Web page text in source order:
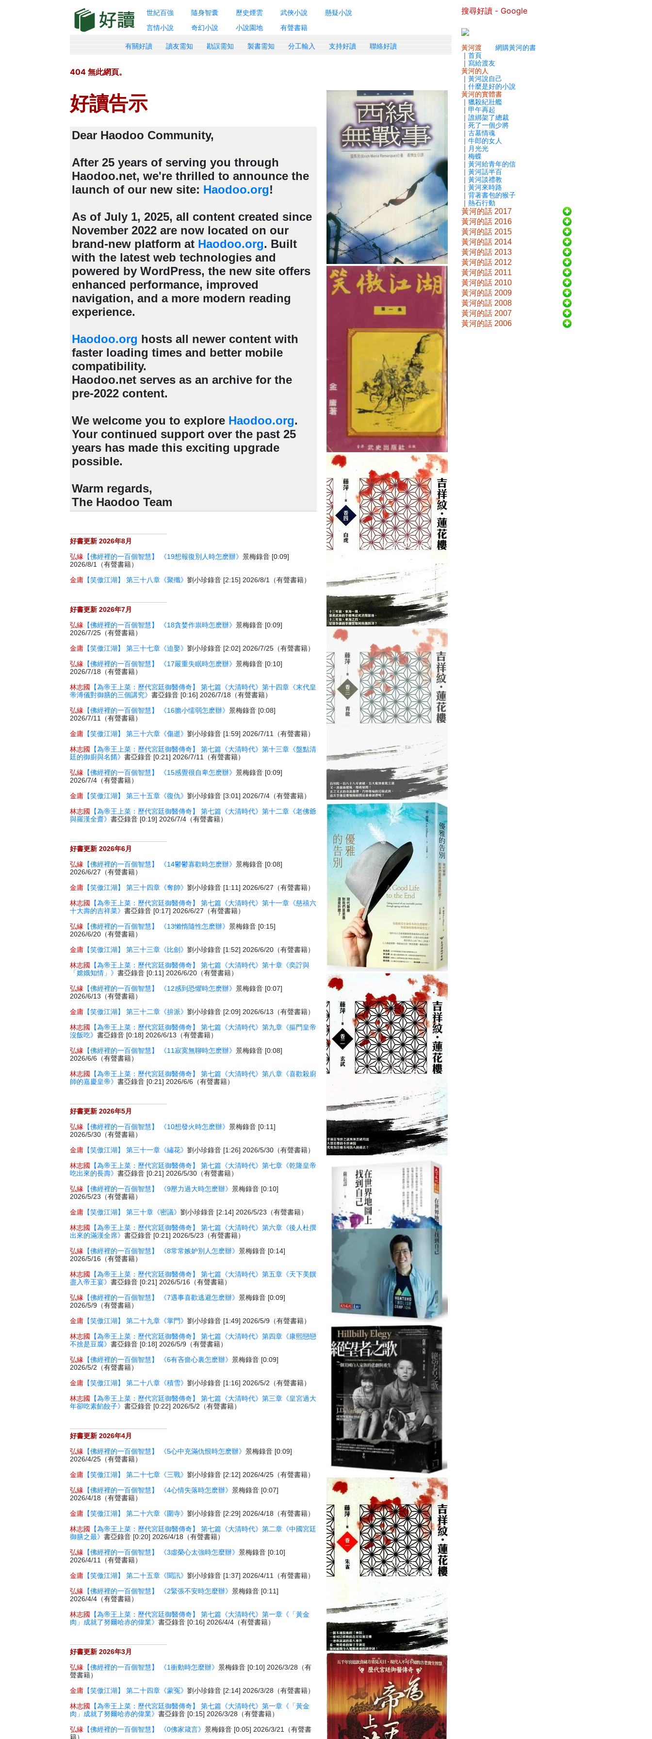
世紀百強 隨身智囊 歷史煙雲 武俠小說
懸疑小說
言情小說
奇幻小說 小說園地 有聲書籍
有關好讀 讀友需知 勘誤需知 製書需知 分工輸入 支持好讀 聯絡好讀
404 無此網頁。
好讀告示
Dear Haodoo Community,
After 25 years of serving you through
Haodoo.net, we're thrilled to announce the
launch of our new site: Haodoo.org!
As of July 1, 2025, all content created since
November 2022 are now located on our
brand-new platform at Haodoo.org. Built
with the latest web technologies and
powered by WordPress, the new site offers
enhanced performance, improved
navigation, and a more modern reading
experience.
Haodoo.org hosts all newer content with
faster loading times and better mobile
compatibility.
Haodoo.net serves as an archive for the
pre-2022 content.
We welcome you to explore Haodoo.org.
Your continued support over the past 25
years has made this exciting upgrade
possible.
Warm regards,
The Haodoo Team
好書更新 2026年8月
弘緣 【佛經裡的一百個智慧】 《19想報復別人時怎麽辦》景梅錄音 [0:09]
2026/8/1（有聲書籍）
金庸 【笑傲江湖】 第三十八章《聚殲》劉小珍錄音 [2:15] 2026/8/1（有聲書籍）
好書更新 2026年7月
弘緣 【佛經裡的一百個智慧】 《18貪婪作祟時怎麽辦》景梅錄音 [0:09]
2026/7/25（有聲書籍）
金庸 【笑傲江湖】 第三十七章《迫娶》劉小珍錄音 [2:02] 2026/7/25（有聲書籍）
弘緣 【佛經裡的一百個智慧】 《17嚴重失眠時怎麽辦》景梅錄音 [0:10]
2026/7/18（有聲書籍）
林志國
【為帝王上菜：歷代宮廷御醫傳奇】 第七篇《大清時代》第十四章《末代皇
帝溥儀對御膳的三個講究》書亞錄音 [0:16] 2026/7/18（有聲書籍）
弘緣 【佛經裡的一百個智慧】 《16膽小懦弱怎麽辦》景梅錄音 [0:08]
2026/7/11（有聲書籍）
金庸 【笑傲江湖】 第三十六章《傷逝》劉小珍錄音 [1:59] 2026/7/11（有聲書籍）
林志國
【為帝王上菜：歷代宮廷御醫傳奇】 第七篇《大清時代》第十三章《盤點清
廷的御廚與名餚》書亞錄音 [0:21] 2026/7/11（有聲書籍）
弘緣 【佛經裡的一百個智慧】 《15感覺很自卑怎麽辦》景梅錄音 [0:09]
2026/7/4（有聲書籍）
金庸 【笑傲江湖】 第三十五章《復仇》劉小珍錄音 [3:01] 2026/7/4（有聲書籍）
林志國
【為帝王上菜：歷代宮廷御醫傳奇】 第七篇《大清時代》第十二章《老佛爺
與羅漢全齋》書亞錄音 [0:19] 2026/7/4（有聲書籍）
好書更新 2026年6月
弘緣 【佛經裡的一百個智慧】 《14鬱鬱寡歡時怎麽辦》景梅錄音 [0:08]
2026/6/27（有聲書籍）
金庸 【笑傲江湖】 第三十四章《奪帥》劉小珍錄音 [1:11] 2026/6/27（有聲書籍）
林志國
【為帝王上菜：歷代宮廷御醫傳奇】 第七篇《大清時代》第十一章《慈禧六
十大壽的吉祥菜》書亞錄音 [0:17] 2026/6/27（有聲書籍）
弘緣 【佛經裡的一百個智慧】 《13懶惰隨性怎麽辦》景梅錄音 [0:15]
2026/6/20（有聲書籍）
金庸 【笑傲江湖】 第三十三章《比劍》劉小珍錄音 [1:52] 2026/6/20（有聲書籍）
林志國
【為帝王上菜：歷代宮廷御醫傳奇】 第七篇《大清時代》第十章《奕詝與
「嫦娥知情」》書亞錄音 [0:11] 2026/6/20（有聲書籍）
弘緣 【佛經裡的一百個智慧】 《12感到恐懼時怎麽辦》景梅錄音 [0:07]
2026/6/13（有聲書籍）
金庸 【笑傲江湖】 第三十二章《拚派》劉小珍錄音 [2:09] 2026/6/13（有聲書籍）
林志國
【為帝王上菜：歷代宮廷御醫傳奇】 第七篇《大清時代》第九章《摳門皇帝
沒飯吃》書亞錄音 [0:18] 2026/6/13（有聲書籍）
弘緣 【佛經裡的一百個智慧】 《11寂寞無聊時怎麽辦》景梅錄音 [0:08]
2026/6/6（有聲書籍）
林志國
【為帝王上菜：歷代宮廷御醫傳奇】 第七篇《大清時代》第八章《喜歡殺廚
師的嘉慶皇帝》書亞錄音 [0:21] 2026/6/6（有聲書籍）
好書更新 2026年5月
弘緣 【佛經裡的一百個智慧】 《10想發火時怎麽辦》景梅錄音 [0:11]
2026/5/30（有聲書籍）
金庸 【笑傲江湖】 第三十一章《繡花》劉小珍錄音 [1:26] 2026/5/30（有聲書籍）
林志國
【為帝王上菜：歷代宮廷御醫傳奇】 第七篇《大清時代》第七章《乾隆皇帝
吃出來的長壽》書亞錄音 [0:21] 2026/5/30（有聲書籍）
弘緣 【佛經裡的一百個智慧】 《9壓力過大時怎麽辦》景梅錄音 [0:10]
2026/5/23（有聲書籍）
金庸 【笑傲江湖】 第三十章《密議》劉小珍錄音 [2:14] 2026/5/23（有聲書籍）
林志國
【為帝王上菜：歷代宮廷御醫傳奇】 第七篇《大清時代》第六章《後人杜撰
出來的滿漢全席》書亞錄音 [0:21] 2026/5/23（有聲書籍）
弘緣 【佛經裡的一百個智慧】 《8常常嫉妒別人怎麽辦》景梅錄音 [0:14]
2026/5/16（有聲書籍）
林志國
【為帝王上菜：歷代宮廷御醫傳奇】 第七篇《大清時代》第五章《天下美饌
盡入帝王宴》書亞錄音 [0:21] 2026/5/16（有聲書籍）
弘緣 【佛經裡的一百個智慧】 《7遇事喜歡逃避怎麽辦》景梅錄音 [0:09]
2026/5/9（有聲書籍）
金庸 【笑傲江湖】 第二十九章《掌門》劉小珍錄音 [1:49] 2026/5/9（有聲書籍）
林志國
【為帝王上菜：歷代宮廷御醫傳奇】 第七篇《大清時代》第四章《康熙戀戀
不捨是豆腐》書亞錄音 [0:18] 2026/5/9（有聲書籍）
弘緣 【佛經裡的一百個智慧】 《6有吝嗇心裏怎麽辦》景梅錄音 [0:09]
2026/5/2（有聲書籍）
金庸 【笑傲江湖】 第二十八章《積雪》劉小珍錄音 [1:16] 2026/5/2（有聲書籍）
林志國
【為帝王上菜：歷代宮廷御醫傳奇】 第七篇《大清時代》第三章《皇宮過大
年卻吃素餡餃子》書亞錄音 [0:22] 2026/5/2（有聲書籍）
好書更新 2026年4月
弘緣 【佛經裡的一百個智慧】 《5心中充滿仇恨時怎麽辦》景梅錄音 [0:09]
2026/4/25（有聲書籍）
金庸 【笑傲江湖】 第二十七章《三戰》劉小珍錄音 [2:12] 2026/4/25（有聲書籍）
弘緣 【佛經裡的一百個智慧】 《4心情失落時怎麽辦》景梅錄音 [0:07]
2026/4/18（有聲書籍）
金庸 【笑傲江湖】 第二十六章《圍寺》劉小珍錄音 [2:29] 2026/4/18（有聲書籍）
林志國
【為帝王上菜：歷代宮廷御醫傳奇】 第七篇《大清時代》第二章《中國宮廷
御膳之最》書亞錄音 [0:20] 2026/4/18（有聲書籍）
弘緣 【佛經裡的一百個智慧】 《3虛榮心太強時怎麼辦》景梅錄音 [0:10]
2026/4/11（有聲書籍）
金庸 【笑傲江湖】 第二十五章《聞訊》劉小珍錄音 [1:37] 2026/4/11（有聲書籍）
弘緣 【佛經裡的一百個智慧】 《2緊張不安時怎麼辦》景梅錄音 [0:11]
2026/4/4（有聲書籍）
林志國
【為帝王上菜：歷代宮廷御醫傳奇】 第七篇《大清時代》第一章《「黃金
肉」成就了努爾哈赤的偉業》書亞錄音 [0:16] 2026/4/4（有聲書籍）
好書更新 2026年3月
弘緣 【佛經裡的一百個智慧】 《1衝動時怎麼辦》景梅錄音 [0:10] 2026/3/28（有
聲書籍）
金庸 【笑傲江湖】 第二十四章《蒙冤》劉小珍錄音 [2:14] 2026/3/28（有聲書籍）
林志國
【為帝王上菜：歷代宮廷御醫傳奇】 第七篇《大清時代》第一章《「黃金
肉」成就了努爾哈赤的偉業》書亞錄音 [0:15] 2026/3/28（有聲書籍）
弘緣 【佛經裡的一百個智慧】 《0佛家箴言》景梅錄音 [0:05] 2026/3/21（有聲書
籍）
搜尋好讀 - Google
黃河渡
網購黃河的書
｜ 首頁
｜ 寫給渡友
黃河的人
｜ 黃河說自己
｜ 什麼是好的小說
黃河的實體書
｜ 獵殺紀壯艦
｜ 甲午再起
｜ 誰綁架了總裁
｜ 死了一個少將
｜ 古墓情魂
｜ 牛郎的女人
｜ 月光光
｜ 梅蝶
｜ 黃河給青年的信
｜ 黃河話半百
｜ 黃河談禮教
｜ 黃河來時路
｜ 背著書包的猴子
｜ 熱石行動
黃河的話 2017
黃河的話 2016
黃河的話 2015
黃河的話 2014
黃河的話 2013
黃河的話 2012
黃河的話 2011
黃河的話 2010
黃河的話 2009
黃河的話 2008
黃河的話 2007
黃河的話 2006